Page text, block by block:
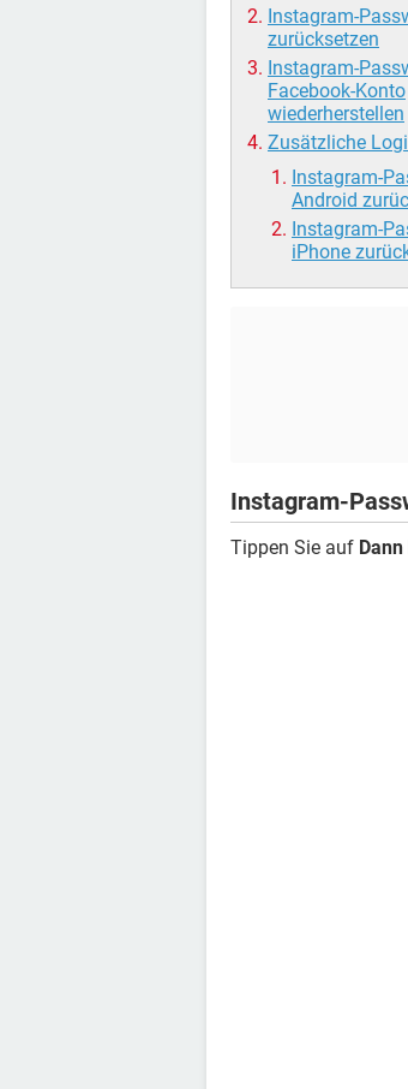
Instagram-
zurücksetzen
Instagram-
Facebook-Konto
wiederherstellen
Zusätzliche
Instagram-
Android
Instagram-
iPhone
Instagram-
Tippen Sie auf